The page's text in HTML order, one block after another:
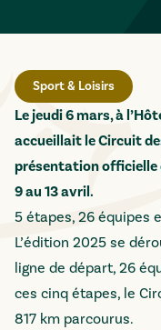
Sport & Loisirs
Le jeudi 6 mars, à
accueillait le Circuit
présentation officielle
9 au 13 avril.
5 étapes, 26 équipes
L’édition 2025 se
ligne de départ, 26
ces cinq étapes, le
817 km parcourus.